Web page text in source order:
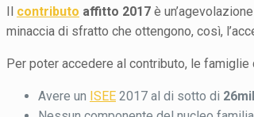
Il contributo affitto 2017 è
minaccia di sfratto che ottengono, così,
Per poter accedere al contributo, le
Avere un ISEE 2017 al di sotto di